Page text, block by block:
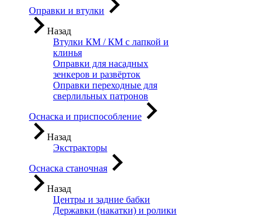
Оправки и втулки
Назад
Втулки КМ / КМ с лапкой и
клинья
Оправки для насадных
зенкеров и развёрток
Оправки переходные для
сверлильных патронов
Оснаска и приспособление
Назад
Экстракторы
Оснаска станочная
Назад
Центры и задние бабки
Державки (накатки) и ролики